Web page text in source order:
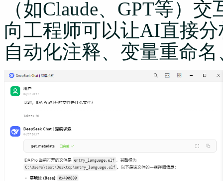
（如Claude、GPT等）交
向工程师可以让AI直接
自动化注释、变量重命